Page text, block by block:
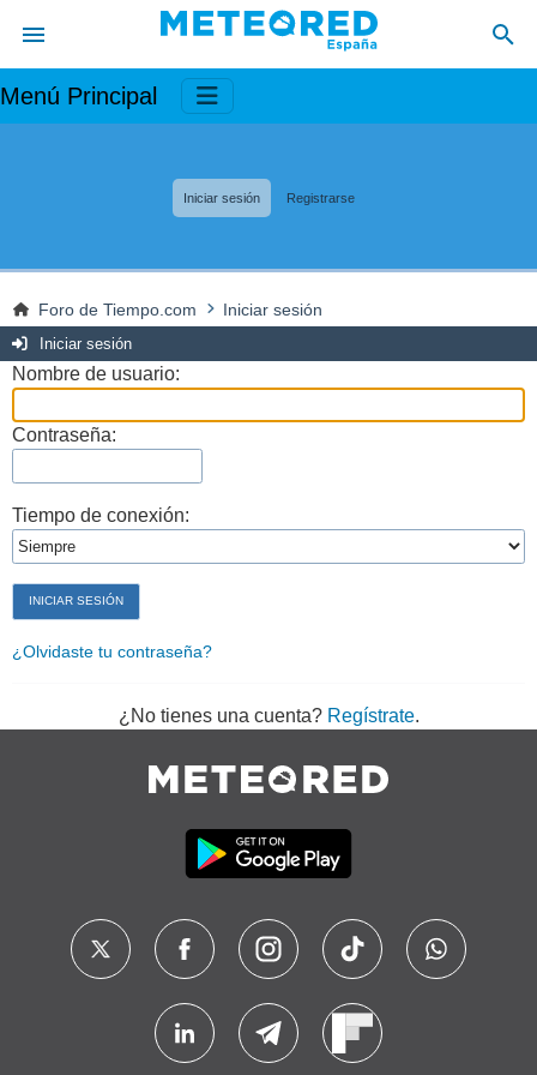
Menú Principal
Iniciar sesión Registrarse
Foro de Tiempo.com Iniciar sesión
Iniciar sesión
Nombre de usuario:
Contraseña:
Tiempo de conexión:
¿Olvidaste tu contraseña?
¿No tienes una cuenta? Regístrate.